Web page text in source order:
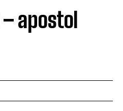
apostol